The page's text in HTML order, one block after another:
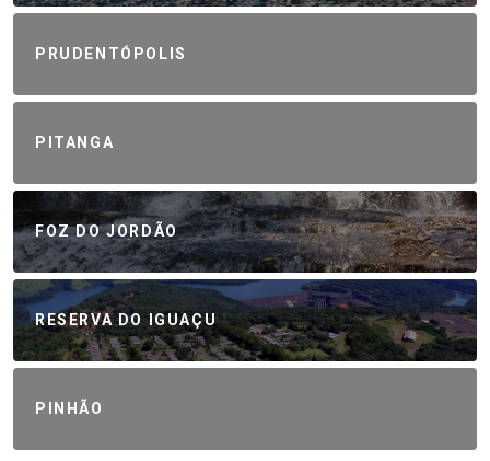
PRUDENTÓPOLIS
PITANGA
FOZ DO JORDÃO
RESERVA DO IGUAÇU
PINHÃO